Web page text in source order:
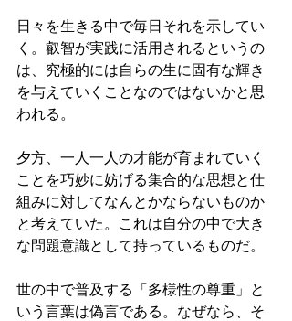
日々を生きる中で毎日それを示してい
く。叡智が実践に活用されるというの
は、究極的には自らの生に固有な輝き
を与えていくことなのではないかと思
われる。
夕方、一人一人の才能が育まれていく
ことを巧妙に妨げる集合的な思想と仕
組みに対してなんとかならないものか
と考えていた。これは自分の中で大き
な問題意識として持っているものだ。
世の中で普及する「多様性の尊重」と
いう言葉は偽言である。なぜなら、そ